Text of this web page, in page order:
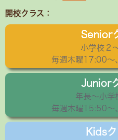
開校クラス：
Senior
小学校２
毎週木曜17:00～
Junior
年長〜小学
毎週木曜15:50〜
Kidsク